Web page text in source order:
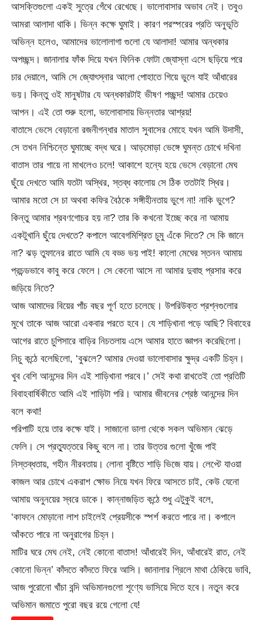
আসক্তিগুলো একই সুত্রে গেঁথে রেখেছে। ভালোবাসার অভাব নেই। তবুও
আমরা আলাদা থাকি। ভিন্ন কক্ষে ঘুমাই। কারণ পরস্পরের প্রতি অনুভূতি
অভিন্ন হলেও, আমাদের ভালোলাগা গুলো যে আলাদা! আমার অন্ধকার
অপচ্ছন্দ। জানালার ফাঁক দিয়ে যখন ফিনিক ফোটা জ্যোস্না এসে ছড়িয়ে পরে
চার দেয়ালে, আমি সে জ্যোৎস্নার আলো পোহাতে গিয়ে ভুলে যাই আঁধারের
ভয়। কিন্তু ওই মানুষটার যে অন্ধকারটাই ভীষণ পচ্ছন্দ! আমার চেয়েও
আপন। এই তো শুরু হলো, ভালোবাসায় ভিন্নতার আশ্রয়!
বাতাসে ভেসে বেড়ানো রজনীগন্ধার মাতাল সুবাসের মোহে যখন আমি উদাসী,
সে তখন নিশ্চিন্তে ঘুমাচ্ছে বদ্ধ ঘরে। আড়মোড়া ভেঙ্গে ঘুমন্ত চোখে দখিনা
বাতাস তার গায়ে না মাখলেও চলে! আকাশে হন্যে হয়ে ভেসে বেড়ানো মেঘ
ছুঁয়ে দেখতে আমি যতটা অস্থির, স্তব্ধ কালোয় সে ঠিক ততটাই স্থির।
আমার মতো সে চা অথবা কফির বৈঠকে সঙ্গীহীনতায় ভুগে না! নাকি ভুগে?
কিন্তু আমার শ্রবণগোচর হয় না? তার কি কখনো ইচ্ছে করে না আমায়
একটুখানি ছুঁয়ে দেখতে? কপালে আবেগমিশ্রিত চুমু এঁকে দিতে? সে কি জানে
না? ঝড় তুফানের রাতে আমি যে বড্ড ভয় পাই! কালো মেঘের স্তনন আমায়
প্রচন্ডভাবে কাবু করে ফেলে। সে কেনো আসে না আমার দুবাহু প্রসার করে
জড়িয়ে নিতে?
আজ আমাদের বিয়ের পাঁচ বছর পূর্ণ হতে চলেছে। উপরিউক্ত প্রশ্নগুলোর
মুখে তাকে আজ আরো একবার পরতে হবে। যে শাড়িখানা পড়ে আছি? বিবাহের
আগের রাতে চুপিসারে বাড়ির নিচতলায় এসে আমার হাতে জ্ঞাপন করেছিলো।
নিচু কন্ঠে বলেছিলো, ‘বুঝলে? আমার দেওয়া ভালোবাসার ক্ষুদ্র একটি চিহ্ন।
খুব বেশি আনন্দের দিন এই শাড়িখানা পরবে।’ সেই কথা রাখতেই তো প্রতিটি
বিবাহবার্ষিকীতে আমি এই শাড়িটা পরি। আমার জীবনের শ্রেষ্ঠ আনন্দের দিন
বলে কথা!
পরিপাটি হয়ে তার কক্ষে যাই। সাজানো ডালা থেকে সকল অভিমান ঝেড়ে
ফেলি। সে প্রত্যুত্তরে কিছু বলে না। তার উত্তর গুলো খুঁজে পাই
নিস্তব্ধতায়, গহীন নীরবতায়। লোনা বৃষ্টিতে শাড়ি ভিজে যায়। লেপ্টে যাওয়া
কাজল আর চোখে একরাশ ক্ষোভ নিয়ে যখন ফিরে আসতে চাই, কেউ যেনো
আমায় অনুনয়ের স্বরে ডাকে। কান্নাজড়িত কন্ঠে শুধু এটুকুই বলে,
‘কাফনে মোড়ানো লাশ চাইলেই প্রেয়সীকে স্পর্শ করতে পারে না। কপালে
আঁকতে পারে না অনুরাগের চিহ্ন।
মাটির ঘরে মেঘ নেই, নেই কোনো বাতাস! আঁধারেই দিন, আঁধারেই রাত, নেই
কোনো ভিন্ন’ কাঁদতে কাঁদতে ফিরে আসি। জানালার গ্রিলে মাথা ঠেকিয়ে ভাবি,
আজ পুরোনো খাঁচা বন্দি অভিমানগুলো শূণ্যে ভাসিয়ে দিতে হবে। নতুন করে
অভিমান জমাতে পুরো বছর রয়ে গেলো যে!